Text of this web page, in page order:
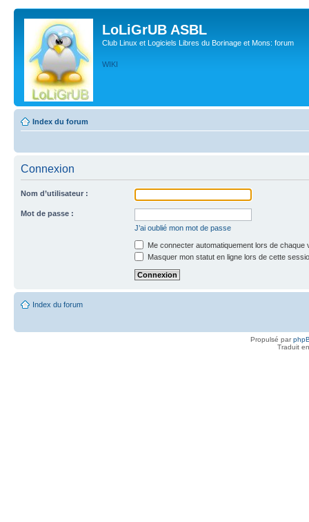
LoLiGrUB ASBL
Club Linux et Logiciels Libres du Borinage et Mons: forum
WIKI
Index du forum
Connexion
Nom d’utilisateur :
Mot de passe :
J’ai oublié mon mot de passe
Me connecter automatiquement lors de chaque
Masquer mon statut en ligne lors de cette
Index du forum
Propulsé par
Traduit